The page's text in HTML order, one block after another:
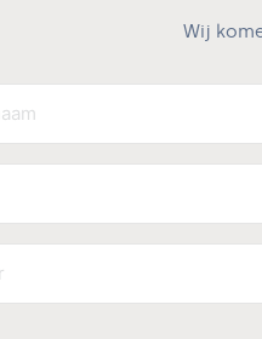
Wij